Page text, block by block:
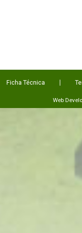
Ficha Técnica
Web